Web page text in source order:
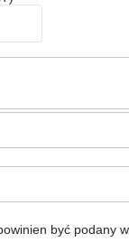
być podany